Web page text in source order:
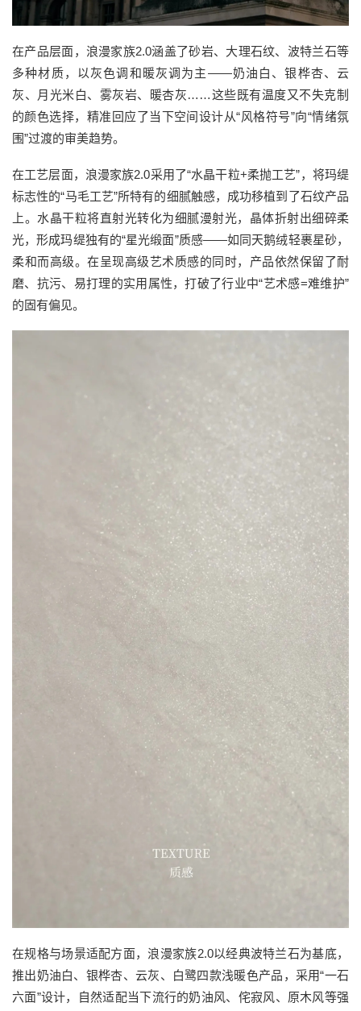
在产品层面，浪漫家族2.0涵盖了砂岩、大理石纹、波特兰石等
多种材质，以灰色调和暖灰调为主——奶油白、银桦杏、云
灰、月光米白、雾灰岩、暖杏灰……这些既有温度又不失克制
的颜色选择，精准回应了当下空间设计从“风格符号”向“情绪氛
围”过渡的审美趋势。
在工艺层面，浪漫家族2.0采用了“水晶干粒+柔抛工艺”，将玛缇
标志性的“马毛工艺”所特有的细腻触感，成功移植到了石纹产品
上。水晶干粒将直射光转化为细腻漫射光，晶体折射出细碎柔
光，形成玛缇独有的“星光缎面”质感——如同天鹅绒轻裹星砂，
柔和而高级。在呈现高级艺术质感的同时，产品依然保留了耐
磨、抗污、易打理的实用属性，打破了行业中“艺术感=难维护”
的固有偏见。
在规格与场景适配方面，浪漫家族2.0以经典波特兰石为基底，
推出奶油白、银桦杏、云灰、白鹭四款浅暖色产品，采用“一石
六面”设计，自然适配当下流行的奶油风、侘寂风、原木风等强